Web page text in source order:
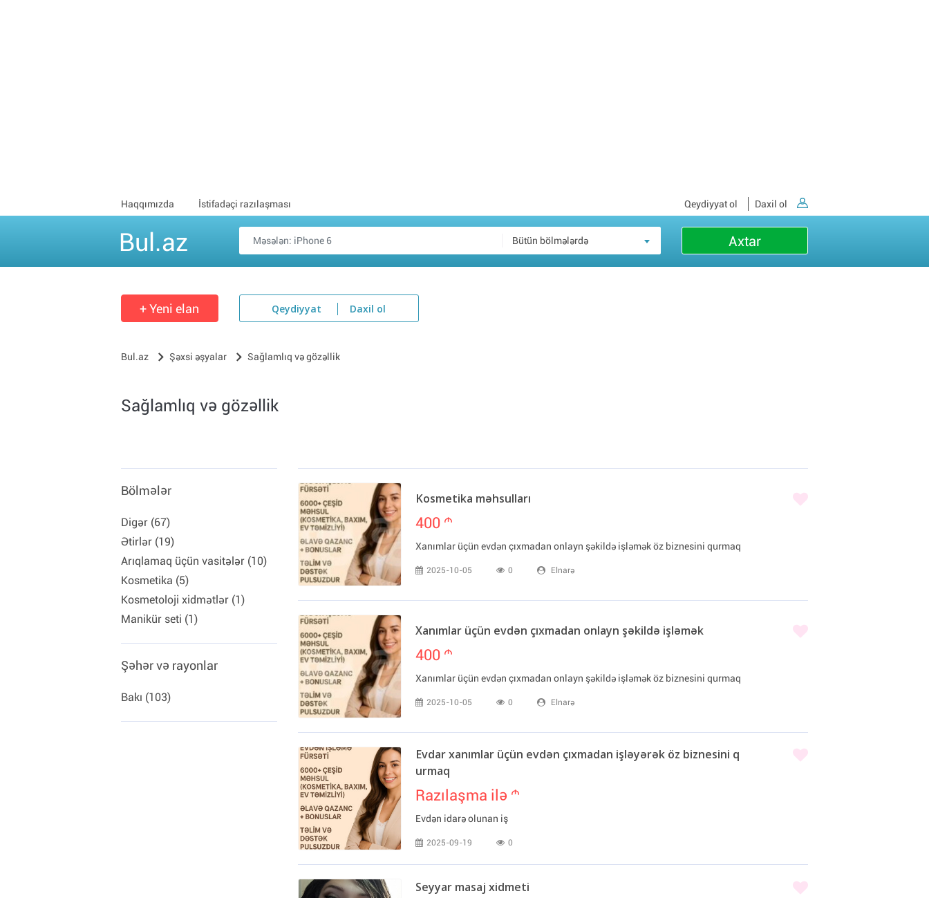
Haqqımızda İstifadəçi razılaşması Qeydiyyat ol Daxil ol
Bul.az Bütün bölmələrdə Axtar
+ Yeni elan Qeydiyyat Daxil ol
Bul.az Şəxsi əşyalar Sağlamlıq və gözəllik
Sağlamlıq və gözəllik
Bölmələr
Digər (67)
Ətirlər (19)
Arıqlamaq üçün vasitələr (10)
Kosmetika (5)
Kosmetoloji xidmətlər (1)
Manikür seti (1)
Şəhər və rayonlar
Bakı (103)
Kosmetika məhsulları
400 m
Xanımlar üçün evdən çıxmadan onlayn şəkildə işləmək öz biznesini qurmaq
2025-10-05 0 Elnarə
Xanımlar üçün evdən çıxmadan onlayn şəkildə işləmək
400 m
Xanımlar üçün evdən çıxmadan onlayn şəkildə işləmək öz biznesini qurmaq
2025-10-05 0 Elnarə
Evdar xanımlar üçün evdən çıxmadan işləyərək öz biznesini q
urmaq
Razılaşma ilə m
Evdən idarə olunan iş
2025-09-19 0
Seyyar masaj xidmeti